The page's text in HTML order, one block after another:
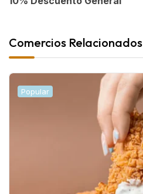
Comercios Relacionados
Popular